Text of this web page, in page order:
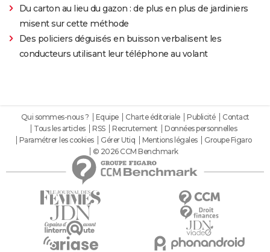
Du carton au lieu du gazon : de plus en plus de jardiniers
misent sur cette méthode
Des policiers déguisés en buisson verbalisent les
conducteurs utilisant leur téléphone au volant
Qui sommes-nous ? Equipe Charte éditoriale Publicité
Contact
Tous les articles
RSS Recrutement
Données personnelles
Paramétrer les cookies
Gérer Utiq Mentions légales
Groupe Figaro
© 2026 CCM Benchmark